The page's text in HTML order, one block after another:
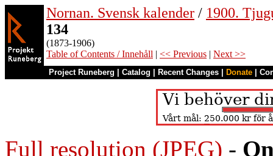
Nornan. Svensk kalender / 1900.
134
(1873-1906)
Table of Contents / Innehåll | << Previous | Next >>
Project Runeberg Catalog Recent Changes Donate
Full resolution (JPEG) -